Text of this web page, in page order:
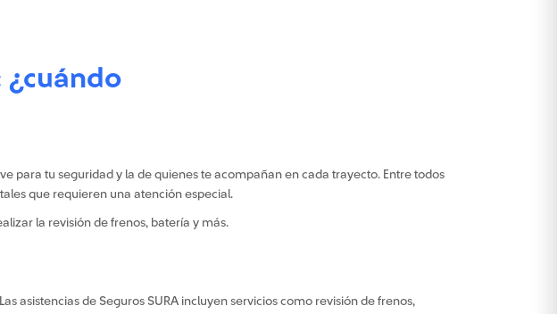
¿cuándo
para tu seguridad y la de quienes te acompañan en cada trayecto. Entre todos
que requieren una atención especial.
la revisión de frenos, batería y más.
asistencias de Seguros SURA incluyen servicios como revisión de frenos,